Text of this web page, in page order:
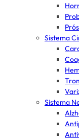
Sistema
Sistema